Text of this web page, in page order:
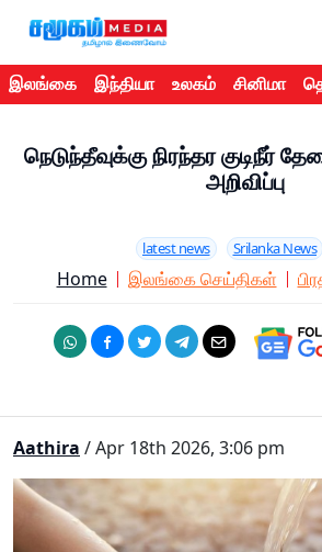
இலங்கை இந்தியா உலகம் சினிமா
நெடுந்தீவுக்கு நிரந்தர குடிநீர்
அறிவிப்பு
latest news Srilanka News
Home இலங்கை செய்திகள்
Aathira / Apr 18th 2026, 3:06 pm